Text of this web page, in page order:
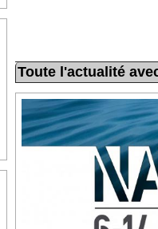
Toute l'actualité